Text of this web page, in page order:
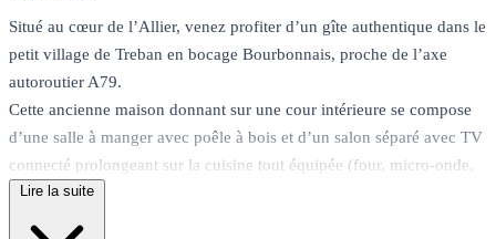
Situé au cœur de l’Allier, venez profiter d’un gîte authentique dans le
petit village de Treban en bocage Bourbonnais, proche de l’axe
autoroutier A79.
Cette ancienne maison donnant sur une cour intérieure se compose
d’une salle à manger avec poêle à bois et d’un salon séparé avec TV
connecté prolongeant sur la cuisine tout équipée (four, micro-onde,
plaque vitro, bouilloire, cafetière expresso) et son arrière cuisine
Lire la suite